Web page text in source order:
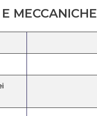
MECCANICHE